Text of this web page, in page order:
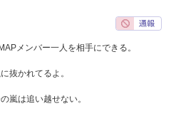
メンバー一人を相手にできる。
抜かれてるよ。
嵐は追い越せない。